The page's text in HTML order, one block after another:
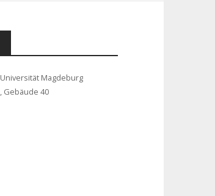
Magdeburg
Gebäude 40